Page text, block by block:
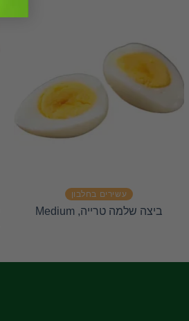
עשירים בחלבון
ביצה שלמה טרייה, Medium